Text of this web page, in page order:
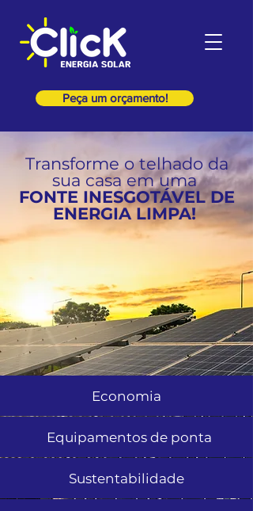
Peça um orçamento!
Transforme o telhado da
sua casa em uma
FONTE INESGOTÁVEL DE
ENERGIA LIMPA!
Economia
Equipamentos de ponta
Sustentabilidade